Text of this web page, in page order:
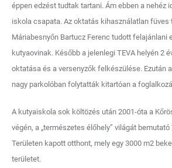
éppen edzést tudtak tartani. Ám ebben a nehéz
iskola csapata. Az oktatás kihasználatlan füves
Máriabesnyőn Bartucz Ferenc tudott felajánlani
kutyaovinak. Később a jelenlegi TEVA helyén 2
oktatása és a versenyzők felkészülése. Ezután
nagy parkolóban folytatták kitartóan a
A kutyaiskola sok költözés után 2001-óta a
végén, a „természetes élőhely” világát
Területen kapott otthont, mely egy 3000 m2
területet.